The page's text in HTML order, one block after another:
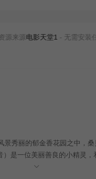
来源电影天堂1- 无需安装任
景秀丽的郁金香花园之中，桑
）是一位美丽善良的小精灵，
无忧无虑的自在生活。即将要